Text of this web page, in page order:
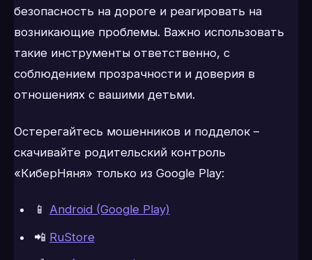
безопасность на дороге и реагировать на
возникающие проблемы. Важно использовать
такие инструменты ответственно, с
соблюдением прозрачности и доверия в
отношениях с вашими детьми.
Остерегайтесь мошенников и подделок –
скачивайте родительский контроль
«КиберНяня» только из Google Play:
📱 Android (Google Play)
📲 RuStore